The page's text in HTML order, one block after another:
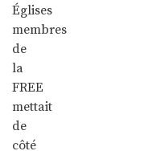
Églises
membres
de
la
FREE
mettait
de
côté